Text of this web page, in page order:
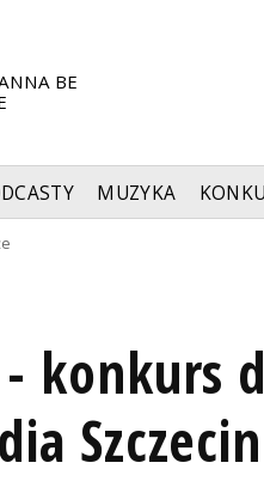
BE
MUZYKA
konkurs
Szczecin